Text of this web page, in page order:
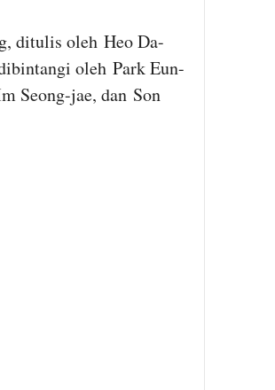
ditulis oleh Heo Da-
oleh Park Eun-
Seong-jae, dan Son